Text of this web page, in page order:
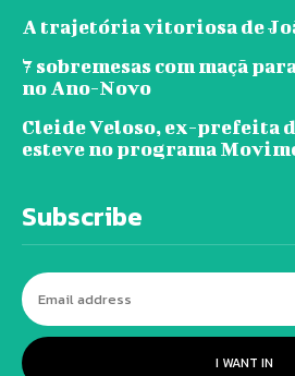
A trajetória vitoriosa de
7 sobremesas com maçã
no Ano-Novo
Cleide Veloso, ex-prefeita
esteve no programa
Subscribe
I WANT IN